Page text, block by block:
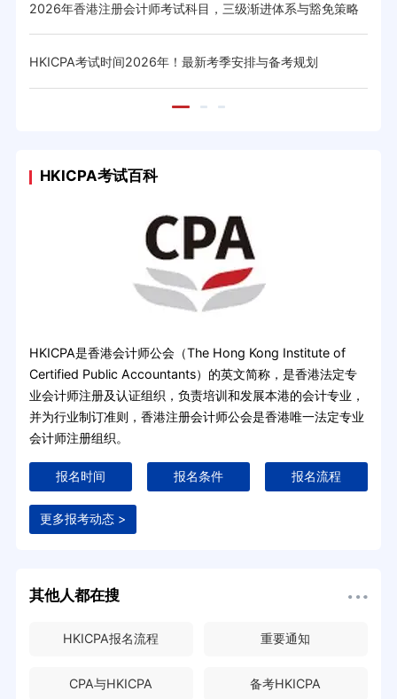
2026年香港注册会计师考试科目，三级渐进体系与豁免策略
HKICPA考试时间2026年！最新考季安排与备考规划
HKICPA考试百科
HKICPA是香港会计师公会（The Hong Kong Institute of
Certified Public Accountants）的英文简称，是香港法定专
业会计师注册及认证组织，负责培训和发展本港的会计专业，
并为行业制订准则，香港注册会计师公会是香港唯一法定专业
会计师注册组织。
报名时间 报名条件 报名流程
更多报考动态 >
其他人都在搜
HKICPA报名流程 重要通知
CPA与HKICPA 备考HKICPA